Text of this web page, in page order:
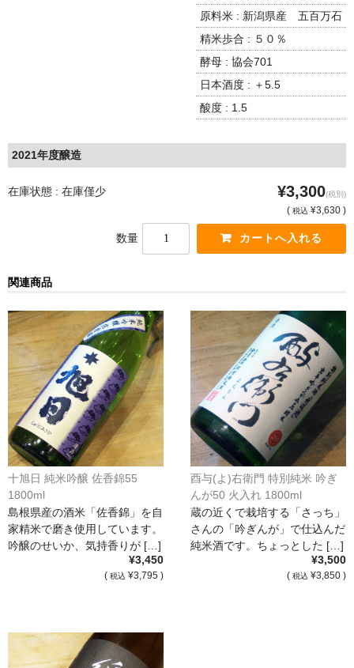
小鹿 小鹿酒造（鹿児島県鹿屋市)
明るい農村 霧島町蒸留所（鹿児島県霧島市）
鶴見 大石酒造（鹿児島県阿久根市）
鉄輪 瑞鷹（熊本県熊本市）
France Champagne /ﾌﾗﾝｽ・ｼｬﾝﾊﾟｰﾆｭ
Valerie Frison（ｳﾞｧﾚﾘｰ･ﾌﾘｿﾞﾝ）
France Bourgogone/ﾌﾗﾝｽ･ﾌﾞﾙｺﾞｰﾆｭ
Pattes Loup（ﾊﾟｯﾄ・ﾙｰ）
Marcel Lapierre（ﾏﾙｾﾙ・ﾗﾋﾟｴｰﾙ）
Philippe Jambon（ﾌｨﾘｯﾌﾟ･ｼﾞｬﾝﾎﾞﾝ）
Roblet Monnot（ﾛﾌﾞﾚ･ﾓﾉ）
France Cotes du Rhone /ﾌﾗﾝｽ･ｺｰﾄ･ﾃﾞｭ･ﾛｰﾇ
Les Vignerons d’Estezargues（ｴｽﾃｻﾞﾙｸﾞ協同組合）
Les Champs Libres（ﾚ･ｼｬﾝ･ﾘｰﾌﾞﾙ）
Castelmaure（ｶｽtｨﾓｰﾙ協同組合）
原料米 : 新潟県産 五百万石
精米歩合 : ５０％
酵母 : 協会701
日本酒度 : ＋5.5
酸度 : 1.5
2021年度醸造
在庫状態 : 在庫僅少 ¥3,300(税別)
( 税込 ¥3,630 )
数量
関連商品
十旭日 純米吟醸 佐香錦55
1800ml
島根県産の酒米「佐香錦」を自
家精米で磨き使用しています。
吟醸のせいか、気持香りが […]
¥3,450
( 税込 ¥3,795 )
酉与(よ)右衛門 特別純米 吟ぎ
んが50 火入れ 1800ml
蔵の近くで栽培する「さっち」
さんの「吟ぎんが」で仕込んだ
純米酒です。ちょっとした […]
¥3,500
( 税込 ¥3,850 )